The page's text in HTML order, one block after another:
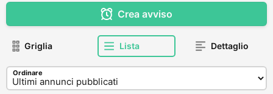
Crea avviso
Griglia Lista Dettaglio
Ordinare